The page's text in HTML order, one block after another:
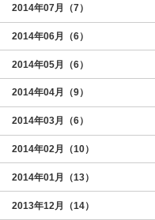
2014年07月（7）
2014年06月（6）
2014年05月（6）
2014年04月（9）
2014年03月（6）
2014年02月（10）
2014年01月（13）
2013年12月（14）